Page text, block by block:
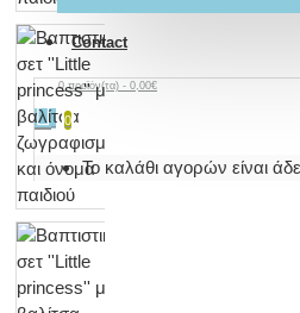
Contact
0 προϊόν(τα) - 0,00€
0
Το καλάθι αγορών είναι